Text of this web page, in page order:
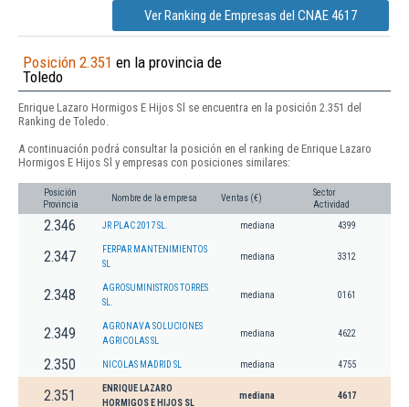
Ver Ranking de Empresas del CNAE 4617
Posición 2.351 en la provincia de
Toledo
Enrique Lazaro Hormigos E Hijos Sl se encuentra en la posición 2.351 del
Ranking de Toledo.
A continuación podrá consultar la posición en el ranking de Enrique Lazaro
Hormigos E Hijos Sl y empresas con posiciones similares:
Posición
Provincia
Nombre de la empresa Ventas (€)
Sector
Actividad
2.346 JR PLAC 2017 SL. mediana 4399
2.347
FERPAR MANTENIMIENTOS
SL
mediana 3312
2.348
AGROSUMINISTROS TORRES
SL.
mediana 0161
2.349
AGRONAVA SOLUCIONES
AGRICOLAS SL
mediana 4622
2.350 NICOLAS MADRID SL mediana 4755
2.351
ENRIQUE LAZARO
HORMIGOS E HIJOS SL
mediana 4617